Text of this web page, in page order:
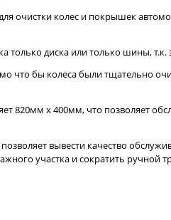
очистки колес и покрышек
диска или только шины, т.к.
что бы колеса были тщательно
820мм х 400мм, что позволяет
вывести качество
участка и сократить ручной